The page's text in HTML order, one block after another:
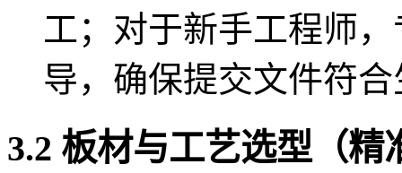
工；对于新手工程师
导，确保提交文件符
3.2 板材与工艺选型（精